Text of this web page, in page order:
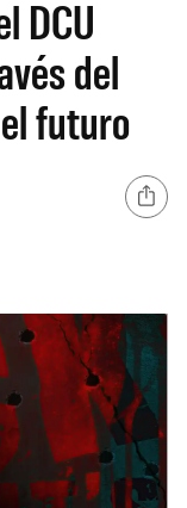
DCU
del
futuro